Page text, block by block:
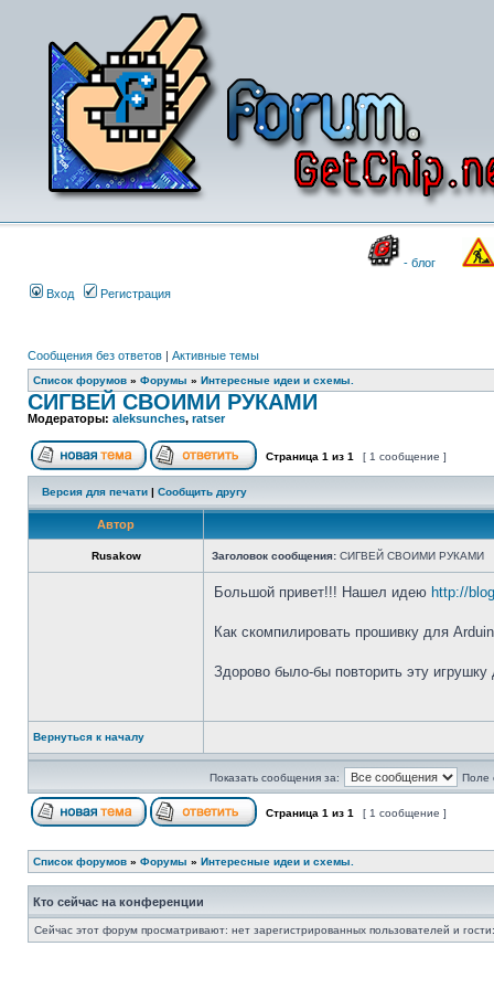
- блог
Вход Регистрация
Сообщения без ответов | Активные темы
Список форумов » Форумы » Интересные идеи и схемы.
СИГВЕЙ СВОИМИ РУКАМИ
Модераторы: aleksunches, ratser
Страница 1 из 1 [ 1 сообщение ]
Версия для печати | Сообщить другу
Автор
Rusakow Заголовок сообщения: СИГВЕЙ СВОИМИ РУКАМИ
Большой привет!!! Нашел идею http://
Как скомпилировать прошивку для
Здорово было-бы повторить эту игрушку
Вернуться к началу
Показать сообщения за: Поле
Страница 1 из 1 [ 1 сообщение ]
Список форумов » Форумы » Интересные идеи и схемы.
Кто сейчас на конференции
Сейчас этот форум просматривают: нет зарегистрированных пользователей и